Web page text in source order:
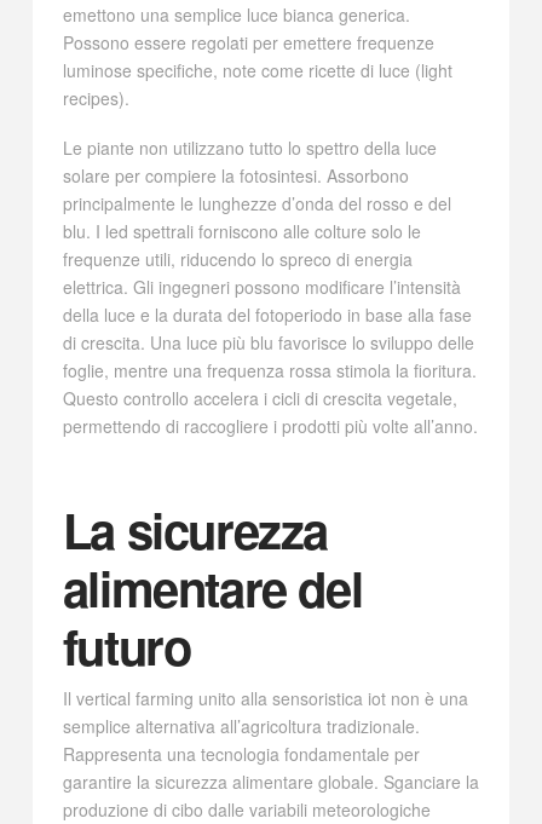
emettono una semplice luce bianca generica.
Possono essere regolati per emettere frequenze
luminose specifiche, note come ricette di luce (light
recipes).
Le piante non utilizzano tutto lo spettro della luce
solare per compiere la fotosintesi. Assorbono
principalmente le lunghezze d’onda del rosso e del
blu. I led spettrali forniscono alle colture solo le
frequenze utili, riducendo lo spreco di energia
elettrica. Gli ingegneri possono modificare l’intensità
della luce e la durata del fotoperiodo in base alla fase
di crescita. Una luce più blu favorisce lo sviluppo delle
foglie, mentre una frequenza rossa stimola la fioritura.
Questo controllo accelera i cicli di crescita vegetale,
permettendo di raccogliere i prodotti più volte all’anno.
La sicurezza
alimentare del
futuro
Il vertical farming unito alla sensoristica iot non è una
semplice alternativa all’agricoltura tradizionale.
Rappresenta una tecnologia fondamentale per
garantire la sicurezza alimentare globale. Sganciare la
produzione di cibo dalle variabili meteorologiche